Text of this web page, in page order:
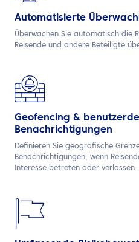
Automatisierte
Überwachen Sie automatisch die
Reisende und andere Beteiligte
Geofencing &
Benachrichtigungen
Definieren Sie geografische
Benachrichtigungen, wenn
Interesse betreten oder verlassen.